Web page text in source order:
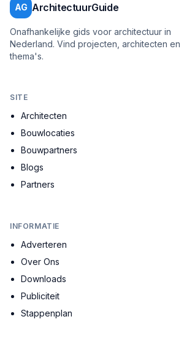
AG ArchitectuurGuide
Onafhankelijke gids voor architectuur in
Nederland. Vind projecten, architecten en
thema's.
SITE
Architecten
Bouwlocaties
Bouwpartners
Blogs
Partners
INFORMATIE
Adverteren
Over Ons
Downloads
Publiciteit
Stappenplan